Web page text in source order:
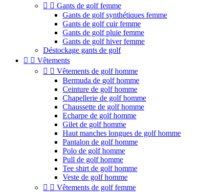
  Gants de golf femme
Gants de golf synthétiques femme
Gants de golf cuir femme
Gants de golf pluie femme
Gants de golf hiver femme
Déstockage gants de golf
  Vêtements
  Vêtements de golf homme
Bermuda de golf homme
Ceinture de golf homme
Chapellerie de golf homme
Chaussette de golf homme
Echarpe de golf homme
Gilet de golf homme
Haut manches longues de golf homme
Pantalon de golf homme
Polo de golf homme
Pull de golf homme
Tee shirt de golf homme
Veste de golf homme
  Vêtements de golf femme